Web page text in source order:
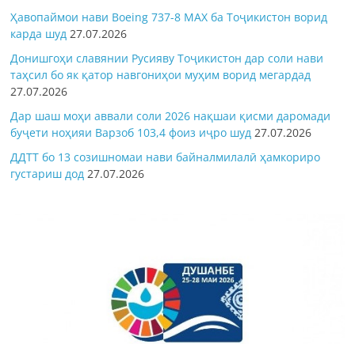
Ҳавопаймои нави Boeing 737-8 MAX ба Тоҷикистон ворид
карда шуд 27.07.2026
Донишгоҳи славянии Русияву Тоҷикистон дар соли нави
таҳсил бо як қатор навгониҳои муҳим ворид мегардад
27.07.2026
Дар шаш моҳи аввали соли 2026 нақшаи қисми даромади
буҷети ноҳияи Варзоб 103,4 фоиз иҷро шуд 27.07.2026
ДДТТ бо 13 созишномаи нави байналмилалӣ ҳамкориро
густариш дод 27.07.2026